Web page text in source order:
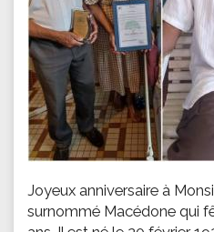
Joyeux anniversaire à
surnommé Macédone qui